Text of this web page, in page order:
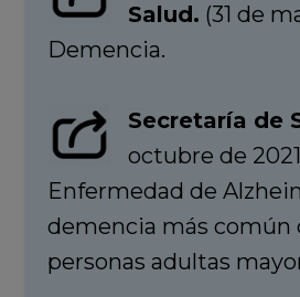
Salud. (31 de
Demencia.
Secretaría de
octubre de
Enfermedad de
demencia más común
personas adultas